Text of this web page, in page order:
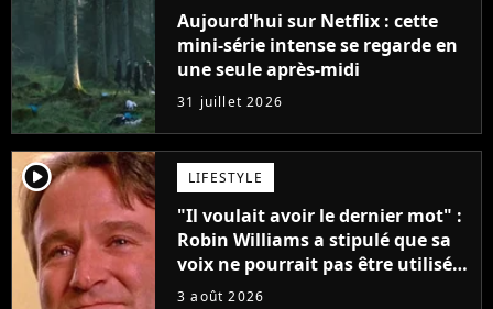
Aujourd'hui sur Netflix : cette
mini-série intense se regarde en
une seule après-midi
31 juillet 2026
player2 LIFESTYLE
"Il voulait avoir le dernier mot" :
Robin Williams a stipulé que sa
voix ne pourrait pas être utilisée
avant 2039, pourtant Disney
3 août 2026